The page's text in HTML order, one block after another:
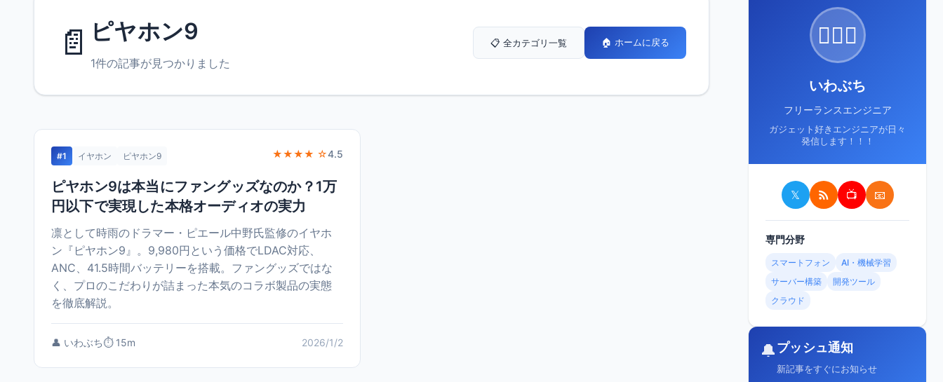
📄 ピヤホン9
1件の記事が見つかりました
📋 全カテゴリ一覧 🏠 ホームに戻る
#1 イヤホン ピヤホン9 ★★★★ ☆4.5
ピヤホン9は本当にファングッズなのか？1万
円以下で実現した本格オーディオの実力
凛として時雨のドラマー・ピエール中野氏監修のイヤホ
ン『ピヤホン9』。9,980円という価格でLDAC対応、
ANC、41.5時間バッテリーを搭載。ファングッズではな
く、プロのこだわりが詰まった本気のコラボ製品の実態
を徹底解説。
👤 いわぶち⏱️ 15m 2026/1/2
🙋🏻‍♂️
いわぶち
フリーランスエンジニア
ガジェット好きエンジニアが日々
発信します！！！
𝕏 📺 📧
専門分野
スマートフォン
AI・機械学習
サーバー構築
開発ツール
クラウド
🔔プッシュ通知
新記事をすぐにお知らせ